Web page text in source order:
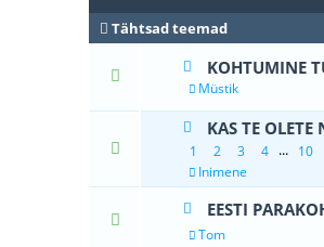
Tähtsad teemad
KOHTUMINE
Müstik
KAS TE
1 2 3 4 ... 10
Inimene
EESTI
Tom